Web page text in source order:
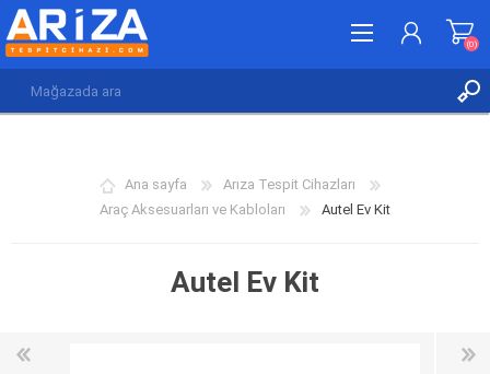
(0)
(0)
Ana sayfa
Arıza Tespit Cihazları
Araç Aksesuarları ve Kabloları
Autel Ev Kit
Autel Ev Kit